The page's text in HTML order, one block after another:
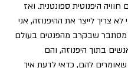
היפנוטית ספונטנית. ואז
לא צריך לייצר את ההיפנוזה, אני
מסתבר שבקרב מהפנטים בעולם
בתוך היפנוזה, והם
להם, כדאי לדעת איך